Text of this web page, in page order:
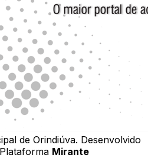
de Orindiúva. Desenvolvido
Plataforma Mirante